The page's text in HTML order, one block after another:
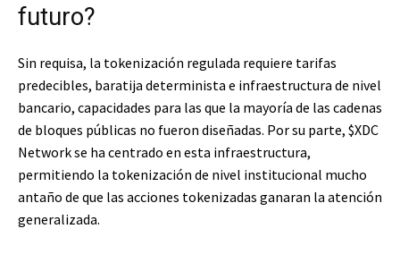
futuro?
Sin requisa, la tokenización regulada requiere tarifas
predecibles, baratija determinista e infraestructura de nivel
bancario, capacidades para las que la mayoría de las cadenas
de bloques públicas no fueron diseñadas. Por su parte, $XDC
Network se ha centrado en esta infraestructura,
permitiendo la tokenización de nivel institucional mucho
antaño de que las acciones tokenizadas ganaran la atención
generalizada.